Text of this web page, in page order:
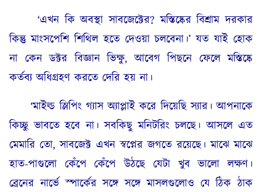
‘এখন কি অবস্থা সাবজেক্টের? মস্তিষ্কের বিশ্রাম দরকার
কিন্তু মাংসপেশি শিথিল হতে দেওয়া চলবেনা।’ যত যাই হোক
না কেন ডক্টর বিজ্ঞান ভিক্ষু, আবেগ পিছনে ফেলে মস্তিষ্কে
কর্তব্য অধিগ্রহণ করতে দেরি হয় না।
‘মাইল্ড স্লিপিং গ্যাস অ্যাপ্লাই করে দিয়েছি স্যার। আপনাকে
কিচ্ছু ভাবতে হবে না। সবকিছু মনিটরিং চলছে। আসলে এত
মেমারি তো, সাবজেক্ট এখন স্বপ্নের জগতে রয়েছে। মাঝে মাঝে
হাত-পাগুলো কেঁপে কেঁপে উঠছে যেটা খুব ভালো লক্ষণ।
ব্রেনের নার্ভে স্পার্কের সঙ্গে সঙ্গে মাসলগুলোও যে ঠিক ঠাক